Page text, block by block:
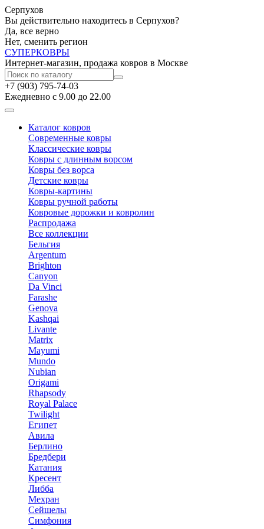
Серпухов
Вы действительно находитесь в Серпухов?
Да, все верно
Нет, сменить регион
СУПЕРКОВРЫ
Интернет-магазин, продажа ковров в Москве
+7 (903) 795-74-03
Ежедневно с 9.00 до 22.00
Каталог ковров
Современные ковры
Классические ковры
Ковры с длинным ворсом
Ковры без ворса
Детские ковры
Ковры-картины
Ковры ручной работы
Ковровые дорожки и ковролин
Распродажа
Все коллекции
Бельгия
Argentum
Brighton
Canyon
Da Vinci
Farashe
Genova
Kashqai
Livante
Matrix
Mayumi
Mundo
Nubian
Origami
Rhapsody
Royal Palace
Twilight
Египет
Авила
Берлино
Бредбери
Катания
Кресент
Либба
Мехран
Сейшелы
Симфония